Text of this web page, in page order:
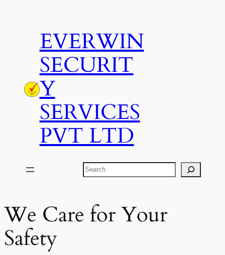
EVERWIN
SECURIT
Y
SERVICES
PVT LTD
Search
We Care for Your
Safety